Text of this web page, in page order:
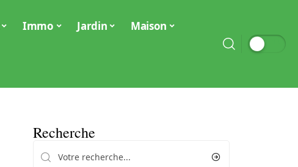
Immo Jardin Maison
Recherche